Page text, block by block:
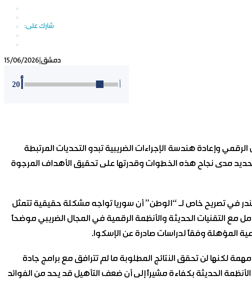
15/06/2026 دمشق
20
وإعادة هندسة الإجراءات الضريبية تبدو التحديات المرتبطة
مدى نجاح هذه الخطوات وقدرتها على تحقيق الأهداف المرجوة
في تصريح خاص لـ “الوطن” أن سوريا تواجه مشكلة حقيقية تتمثل
مع التقنيات الحديثة والأنظمة الرقمية في المجال الضريبي موضحاً
لكنها لن تحقق النتائج المطلوبة ما لم تترافق مع برامج جادة
الحديثة بكفاءة مشيراً إلى أن ضعف التأهيل قد يحد من الفوائد